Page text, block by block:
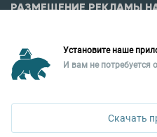
РАЗМЕЩЕНИЕ РЕКЛАМЫ
Уральская палата
ул. Горького, 65, 0 подъезд, 3
Установите наше
И вам не потребуется
Скачать